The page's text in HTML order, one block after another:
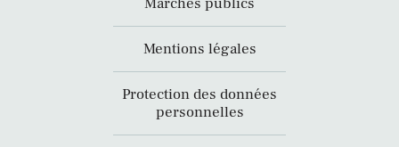
Mentions légales
Protection des données
personnelles